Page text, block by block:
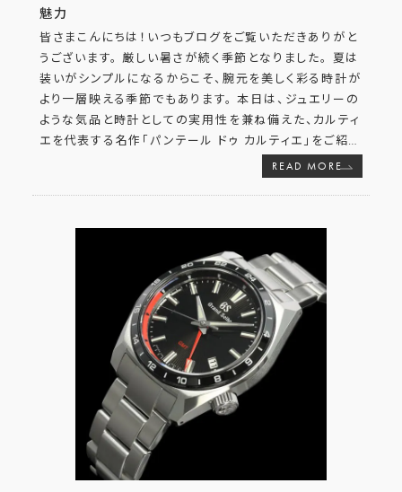
魅力
皆さまこんにちは！いつもブログをご覧いただきありがと
うございます。 厳しい暑さが続く季節となりました。 夏は
装いがシンプルになるからこそ、腕元を美しく彩る時計が
より一層映える季節でもあります。 本日は、ジュエリーの
ような気品と時計としての実用性を兼ね備えた、カルティ
エを代表する名作「パンテール ドゥ カルティエ」をご紹…
READ MORE